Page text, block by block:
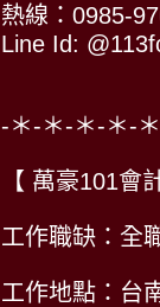
熱線：0985-
Line Id:
-＊-＊-＊-＊-
【 萬豪101會
工作職缺：全
工作地點：台